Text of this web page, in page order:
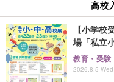
高校
【小学校
場「私立
教育・受験
2026.8.5